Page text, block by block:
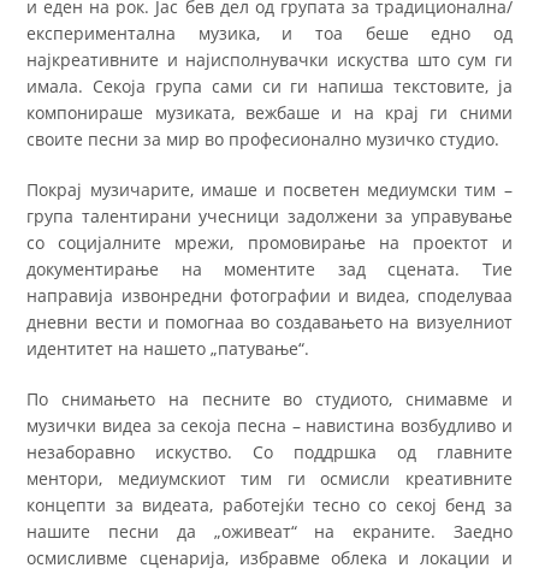
и еден на рок. Јас бев дел од групата за традиционална/
експериментална музика, и тоа беше едно од
најкреативните и најисполнувачки искуства што сум ги
имала. Секоја група сами си ги напиша текстовите, ја
компонираше музиката, вежбаше и на крај ги сними
своите песни за мир во професионално музичко студио.
Покрај музичарите, имаше и посветен медиумски тим –
група талентирани учесници задолжени за управување
со социјалните мрежи, промовирање на проектот и
документирање на моментите зад сцената. Тие
направија извонредни фотографии и видеа, споделуваа
дневни вести и помогнаа во создавањето на визуелниот
идентитет на нашето „патување“.
По снимањето на песните во студиото, снимавме и
музички видеа за секоја песна – навистина возбудливо и
незаборавно искуство. Со поддршка од главните
ментори, медиумскиот тим ги осмисли креативните
концепти за видеата, работејќи тесно со секој бенд за
нашите песни да „оживеат“ на екраните. Заедно
осмисливме сценарија, избравме облека и локации и